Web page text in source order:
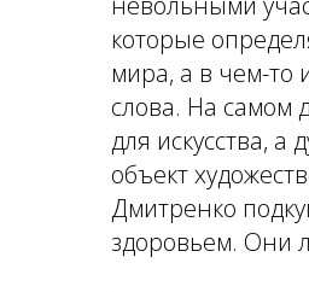
которые
мира, а в чем-то
слова. На самом
для искусства,
объект
Дмитренко
здоровьем. Они